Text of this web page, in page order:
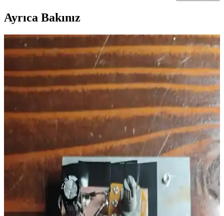
Ayrıca Bakınız
Amplifikatör Arızaları, Onarım Süreçleri ve TO-220
Transistör Soğutma Yöntemleri
Amplifikatörlerde sıkça karşılaşılan güç kaynağı ve transistör
arızaları, onarım sürecinde dikkat gerektirir. TO-220 transistörlerin
soğutma yöntemleri ve devre kartı hasarları tamirin başarısını etkiler.
1963 Model Antika Tüp Amplifikatörlerin Onarımı
ve Restorasyon Süreçleri
1963 model antika tüp amplifikatörlerin onarımında güç kaynağı,
kondansatörler ve potansiyometrelerin durumu kritik öneme sahiptir.
Estetik ve sağlık açısından dikkat edilmesi gerekenler de ele
alınmıştır.
Rod Elliott'in P3A ve P33 Devreleriyle Güç
Amplifikatörü Tasarımı ve Uygulaması